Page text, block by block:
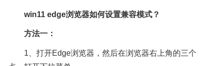
win11 edge浏览器如何设置兼容模式？
方法一：
1、打开Edge浏览器，然后在浏览器右上角的三个